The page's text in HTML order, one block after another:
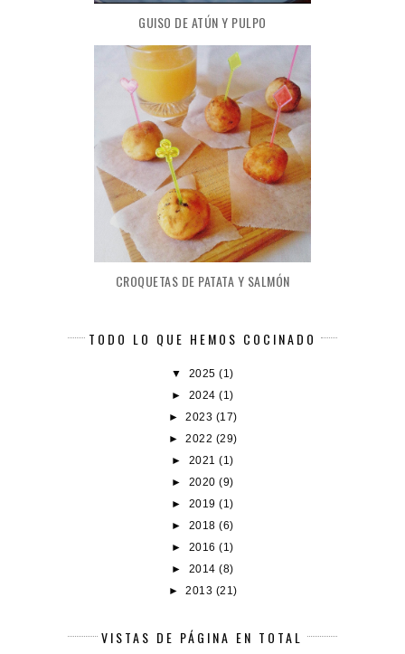
GUISO DE ATÚN Y PULPO
CROQUETAS DE PATATA Y SALMÓN
TODO LO QUE HEMOS COCINADO
▼ 2025(1)
► 2024(1)
► 2023 (17)
► 2022 (29)
► 2021(1)
► 2020(9)
► 2019(1)
► 2018(6)
► 2016(1)
► 2014(8)
► 2013 (21)
VISTAS DE PÁGINA EN TOTAL